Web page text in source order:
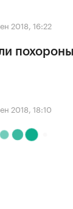
2018, 16:22
2018, 18:10